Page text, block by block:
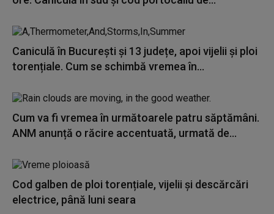
Caniculă în București și 13 județe, apoi vijelii și ploi
torențiale. Cum se schimbă vremea în...
Cum va fi vremea în următoarele patru săptămâni.
ANM anunță o răcire accentuată, urmată de...
Cod galben de ploi torențiale, vijelii și descărcări
electrice, până luni seara